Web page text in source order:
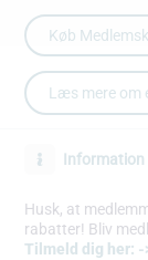
Læs mere om
Information
Husk, at
rabatter! Bliv
Tilmeld dig her: -